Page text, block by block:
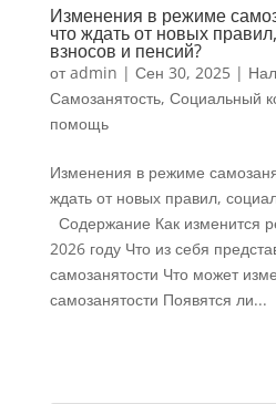
Изменения в режиме
что ждать от новых
взносов и пенсий?
отadmin | Сен 30, 2025|
Самозанятость, Социальный
помощь
Изменения в режиме
ждать от новых правил,
Содержание Как изменится
2026 году Что из себя
самозанятости Что может
самозанятости Появятся ли...